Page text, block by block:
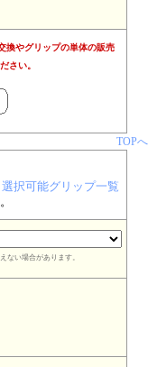
換やグリップの単体の販売
さい。
TOPへ
選択可能グリップ一覧
ない場合があります。